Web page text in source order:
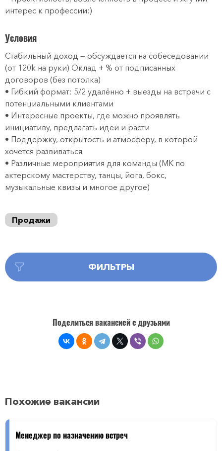
интерес к профессии:)
Условия
Стабильный доход — обсуждается на собеседовании
(от 120k на руки) Оклад + % от подписанных
договоров (без потолка)
• Гибкий формат: 5/2 удалённо + выезды на встречи с
потенциальными клиентами
• Интересные проекты, где можно проявлять
инициативу, предлагать идеи и расти
• Поддержку, открытость и атмосферу, в которой
хочется развиваться
• Различные мероприятия для команды (МК по
актерскому мастерству, танцы, йога, бокс,
музыкальные квизы и многое другое)
Продажи
ФИЛЬТРЫ
Поделиться вакансией с друзьями
Похожие вакансии
Менеджер по назначению встреч